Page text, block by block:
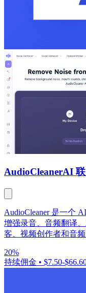
AudioCleanerAI 联
AudioCleaner 是一个
增强录音、音频翻译
客、视频创作者和音频
20%
持续佣金 • $7.50-